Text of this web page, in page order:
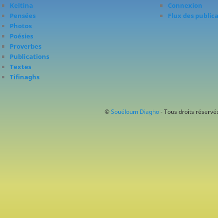
Keltina
Pensées
Photos
Poésies
Proverbes
Publications
Textes
Tifinaghs
Connexion
Flux des
© Souéloum Diagho- Tous droits